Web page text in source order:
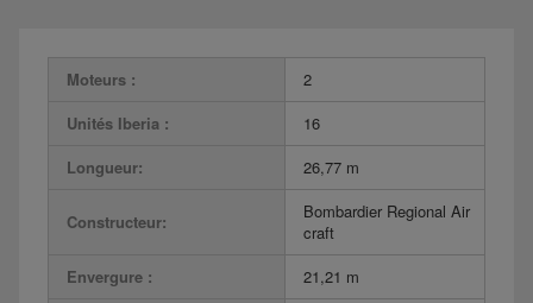
Moteurs :
2
Unités Iberia :
16
Longueur:
26,77 m
Constructeur:
Bombardier Regional Air
craft
Envergure :
21,21 m